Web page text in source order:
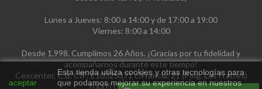
Lunes a Jueves: 8:00 a 14:00 y de 17:00 a 19:00
Viernes: 8:00 a 14:00
Desde 1.998. Cumplimos 26 Años. ¡Gracias por tu fidelidad y
acompañarnos durante este tiempo!
Cexcenter, C.B. CIF: E10325371 c/Francia, 21 (Polg. Los Fratres)
10005 Cáceres, España
aceptar
Esta tienda utiliza cookies y otras tecnologías para
que podamos mejorar su experiencia en nuestros